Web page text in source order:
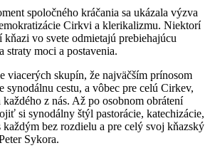
spoločného kráčania sa ukázala výzva
Cirkvi a klerikalizmu. Niektorí
kňazi vo svete odmietajú prebiehajúcu
straty moci a postavenia.
viacerých skupín, že najväčším prínosom
synodálnu cestu, a vôbec pre celú Cirkev,
z nás. Až po osobnom obrátení
si synodálny štýl pastorácie, katechizácie,
bez rozdielu a pre celý svoj kňazský
Sykora.